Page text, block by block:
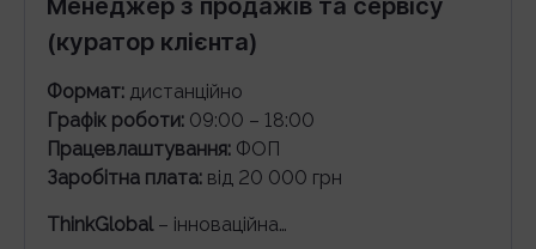
(куратор клієнта)
Формат: дистанційно
Графік роботи: 09:00 – 18:00
Працевлаштування: ФОП
Заробітна плата: від 20 000 грн
ThinkGlobal – інноваційна…